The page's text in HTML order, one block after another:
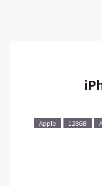
Apple 128GB